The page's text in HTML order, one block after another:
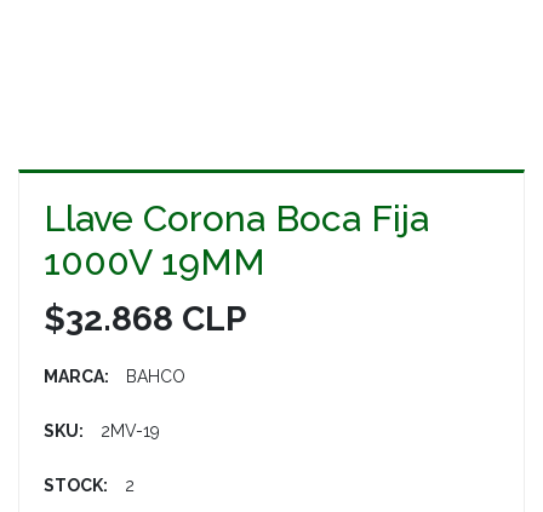
Llave Corona Boca Fija
1000V 19MM
$32.868 CLP
MARCA: BAHCO
SKU: 2MV-19
STOCK: 2